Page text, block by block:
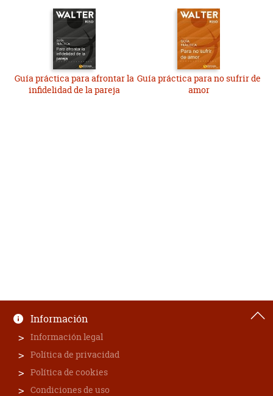
Guía práctica para afrontar la
infidelidad de la pareja
Guía práctica para no sufrir de
amor
Información
Información legal
Política de privacidad
Política de cookies
Condiciones de uso